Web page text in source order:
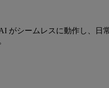
がシームレスに動作し、